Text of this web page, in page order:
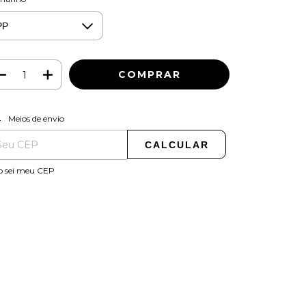
para o CEP:
Meios de envio
CALCULAR
sei meu CEP